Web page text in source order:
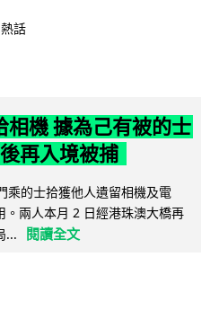
話
相機 據為己有被的士
再入境被捕
乘的士拾獲他人遺留相機及電
兩人本月 2 日經港珠澳大橋再
...
閱讀全文